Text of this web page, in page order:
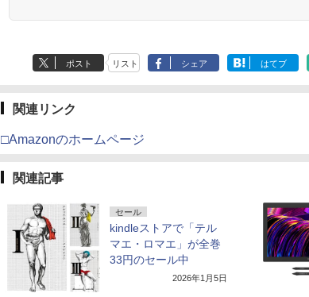
ポスト リスト シェア はてブ
関連リンク
□Amazonのホームページ
関連記事
セール
kindleストアで「テル
マエ・ロマエ」が全巻
33円のセール中
2026年1月5日